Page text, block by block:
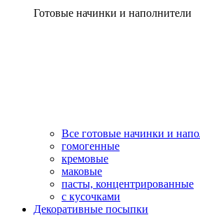
Готовые начинки и наполнители
Все готовые начинки и
гомогенные
кремовые
маковые
пасты, концентрированные
с кусочками
Декоративные посыпки